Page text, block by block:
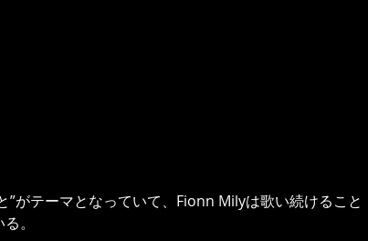
”がテーマとなっていて、Fionn Milyは歌い続けること
。